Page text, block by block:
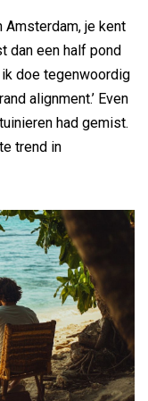
je kent
dan een half pond
ik doe tegenwoordig
alignment.’ Even
had gemist.
trend in